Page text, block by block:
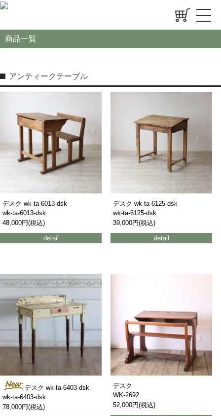
商品一覧
アンティークテーブル
デスク wk-ta-6013-dsk
wk-ta-6013-dsk
48,000円(税込)
detail
デスク wk-ta-6125-dsk
wk-ta-6125-dsk
39,000円(税込)
detail
デスク wk-ta-6403-dsk
wk-ta-6403-dsk
78,000円(税込)
デスク
WK-2692
52,000円(税込)